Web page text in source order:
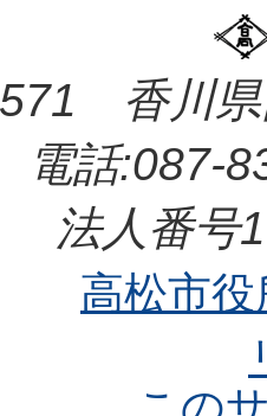
香川県
電話:087-
法人番号
高松市